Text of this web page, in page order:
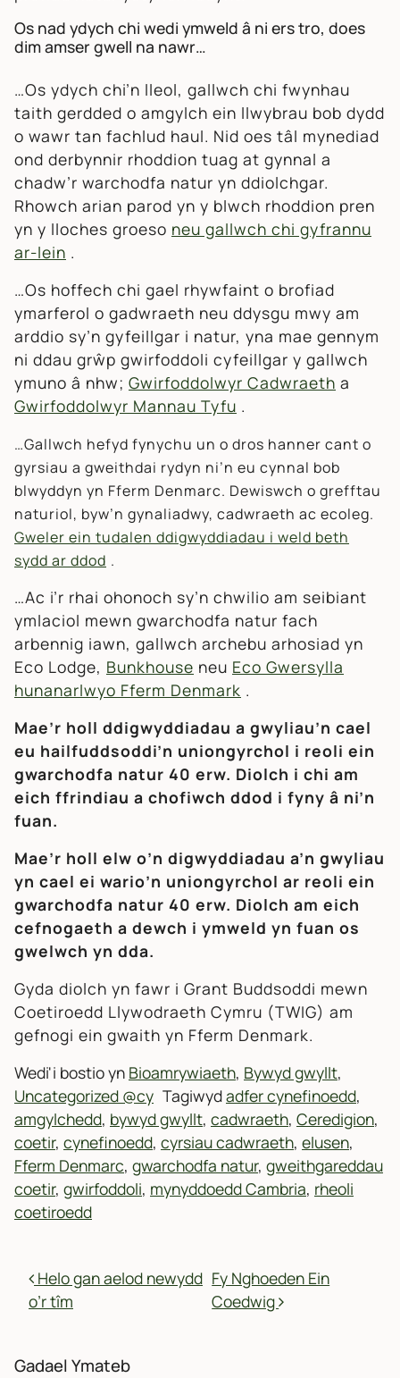
Os nad ydych chi wedi ymweld â ni ers tro, does
dim amser gwell na nawr…
…Os ydych chi’n lleol, gallwch chi fwynhau
taith gerdded o amgylch ein llwybrau bob dydd
o wawr tan fachlud haul. Nid oes tâl mynediad
ond derbynnir rhoddion tuag at gynnal a
chadw’r warchodfa natur yn ddiolchgar.
Rhowch arian parod yn y blwch rhoddion pren
yn y lloches groeso neu gallwch chi gyfrannu
ar-lein .
…Os hoffech chi gael rhywfaint o brofiad
ymarferol o gadwraeth neu ddysgu mwy am
arddio sy’n gyfeillgar i natur, yna mae gennym
ni ddau grŵp gwirfoddoli cyfeillgar y gallwch
ymuno â nhw; Gwirfoddolwyr Cadwraeth a
Gwirfoddolwyr Mannau Tyfu .
…Gallwch hefyd fynychu un o dros hanner cant o
gyrsiau a gweithdai rydyn ni’n eu cynnal bob
blwyddyn yn Fferm Denmarc. Dewiswch o grefftau
naturiol, byw’n gynaliadwy, cadwraeth ac ecoleg.
Gweler ein tudalen ddigwyddiadau i weld beth
sydd ar ddod .
…Ac i’r rhai ohonoch sy’n chwilio am seibiant
ymlaciol mewn gwarchodfa natur fach
arbennig iawn, gallwch archebu arhosiad yn
Eco Lodge, Bunkhouse neu Eco Gwersylla
hunanarlwyo Fferm Denmark .
Mae’r holl ddigwyddiadau a gwyliau’n cael
eu hailfuddsoddi’n uniongyrchol i reoli ein
gwarchodfa natur 40 erw. Diolch i chi am
eich ffrindiau a chofiwch ddod i fyny â ni’n
fuan.
Mae’r holl elw o’n digwyddiadau a’n gwyliau
yn cael ei wario’n uniongyrchol ar reoli ein
gwarchodfa natur 40 erw. Diolch am eich
cefnogaeth a dewch i ymweld yn fuan os
gwelwch yn dda.
Gyda diolch yn fawr i Grant Buddsoddi mewn
Coetiroedd Llywodraeth Cymru (TWIG) am
gefnogi ein gwaith yn Fferm Denmark.
Wedi'i bostio yn Bioamrywiaeth, Bywyd gwyllt,
Uncategorized @cy Tagiwydadfer cynefinoedd,
amgylchedd, bywyd gwyllt, cadwraeth, Ceredigion,
coetir, cynefinoedd, cyrsiau cadwraeth, elusen,
Fferm Denmarc, gwarchodfa natur, gweithgareddau
coetir, gwirfoddoli, mynyddoedd Cambria, rheoli
coetiroedd
MORDWYO POSTIADAU
Helo gan aelod newydd
o’r tîm
Fy Nghoeden Ein
Coedwig
Gadael Ymateb